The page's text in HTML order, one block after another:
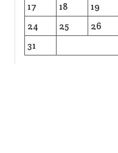
17
18 19
24
25 26
31